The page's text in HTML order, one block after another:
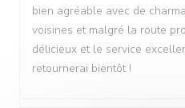
bien agréable avec de
voisines et malgré la route
délicieux et le service
retournerai bientôt !